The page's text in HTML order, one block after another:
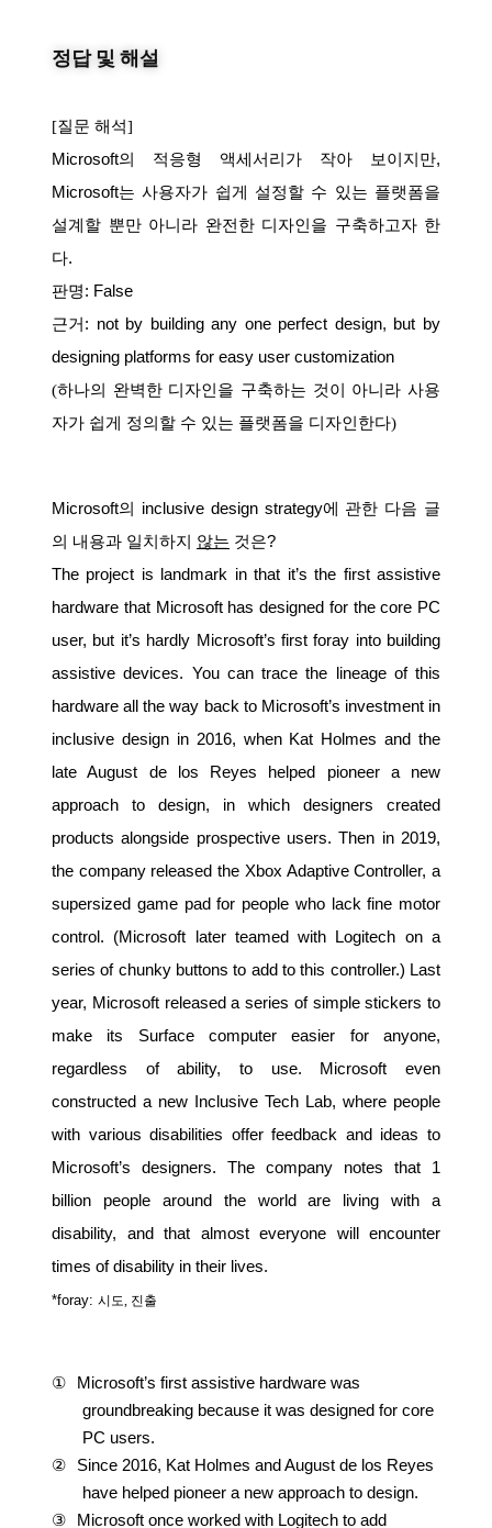
정답 및 해설
[질문 해석]
Microsoft의 적응형 액세서리가 작아 보이지만,
Microsoft는 사용자가 쉽게 설정할 수 있는 플랫폼을
설계할 뿐만 아니라 완전한 디자인을 구축하고자 한
다.
판명: False
근거 : not by building any one perfect design, but by
designing platforms for easy user customization
(하나의 완벽한 디자인을 구축하는 것이 아니라 사용
자가 쉽게 정의할 수 있는 플랫폼을 디자인한다)
Microsoft의 inclusive design strategy에 관한 다음 글
의 내용과 일치하지 않는 것은?
The project is landmark in that it’s the first assistive
hardware that Microsoft has designed for the core PC
user, but it’s hardly Microsoft’s first foray into building
assistive devices. You can trace the lineage of this
hardware all the way back to Microsoft’s investment in
inclusive design in 2016, when Kat Holmes and the
late August de los Reyes helped pioneer a new
approach to design, in which designers created
products alongside prospective users. Then in 2019,
the company released the Xbox Adaptive Controller, a
supersized game pad for people who lack fine motor
control. (Microsoft later teamed with Logitech on a
series of chunky buttons to add to this controller.) Last
year, Microsoft released a series of simple stickers to
make its Surface computer easier for anyone,
regardless of ability, to use. Microsoft even
constructed a new Inclusive Tech Lab, where people
with various disabilities offer feedback and ideas to
Microsoft’s designers. The company notes that 1
billion people around the world are living with a
disability, and that almost everyone will encounter
times of disability in their lives.
*foray: 시도, 진출
①
Microsoft’s first assistive hardware was
groundbreaking because it was designed for core
PC users.
②
Since 2016, Kat Holmes and August de los Reyes
have helped pioneer a new approach to design.
③
Microsoft once worked with Logitech to add